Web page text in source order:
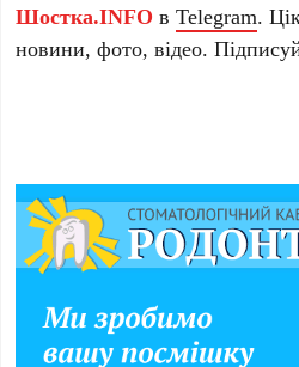
Шостка.INFO вTelegram.
новини, фото, відео.